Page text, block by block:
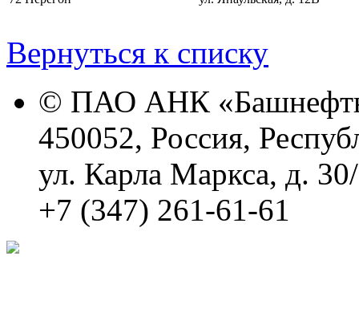
Вернуться к списку
© ПАО АНК
450052, Россия,
ул. Карла Маркса, д.
+7 (347) 261-61-61